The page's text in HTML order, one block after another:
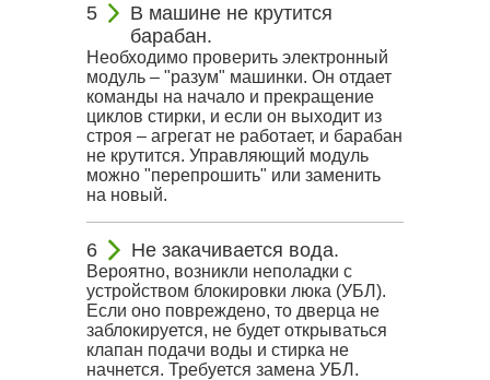
В машине не крутится
барабан.
Необходимо проверить электронный
модуль – "разум" машинки. Он отдает
команды на начало и прекращение
циклов стирки, и если он выходит из
строя – агрегат не работает, и барабан
не крутится. Управляющий модуль
можно "перепрошить" или заменить
на новый.
Не закачивается вода.
Вероятно, возникли неполадки с
устройством блокировки люка (УБЛ).
Если оно повреждено, то дверца не
заблокируется, не будет открываться
клапан подачи воды и стирка не
начнется. Требуется замена УБЛ.